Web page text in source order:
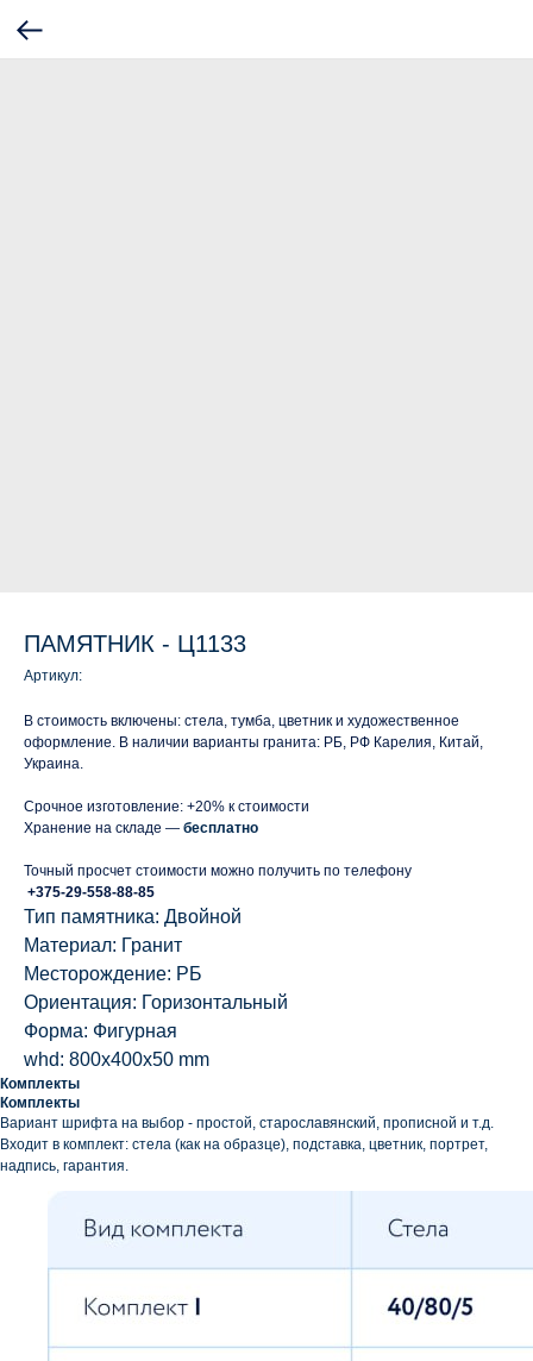
ПАМЯТНИК - Ц1133
Артикул:
В стоимость включены: стела, тумба, цветник и художественное
оформление. В наличии варианты гранита: РБ, РФ Карелия, Китай,
Украина.
Срочное изготовление: +20% к стоимости
Хранение на складе — бесплатно
Точный просчет стоимости можно получить по телефону
+375-29-558-88-85
Тип памятника: Двойной
Материал: Гранит
Месторождение: РБ
Ориентация: Горизонтальный
Форма: Фигурная
whd: 800x400x50 mm
Комплекты
Комплекты
Вариант шрифта на выбор - простой, старославянский, прописной и т.д.
Входит в комплект: стела (как на образце), подставка, цветник, портрет,
надпись, гарантия.